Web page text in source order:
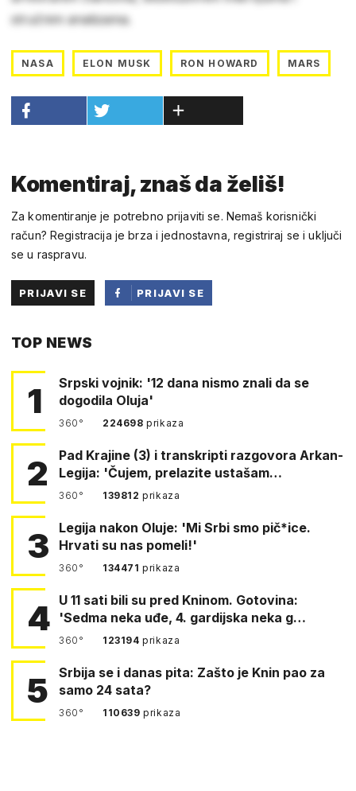
stručnim analizama.
NASA ELON MUSK RON HOWARD MARS
Komentiraj, znaš da želiš!
Za komentiranje je potrebno prijaviti se. Nemaš korisnički
račun? Registracija je brza i jednostavna, registriraj se i uključi
se u raspravu.
PRIJAVI SE
PRIJAVI SE
TOP NEWS
1
Srpski vojnik: '12 dana nismo znali da se
dogodila Oluja'
360° 224698prikaza
2
Pad Krajine (3) i transkripti razgovora Arkan-
Legija: 'Čujem, prelazite ustašam…
360° 139812prikaza
3
Legija nakon Oluje: 'Mi Srbi smo pič*ice.
Hrvati su nas pomeli!'
360° 134471prikaza
4 U 11 sati bili su pred Kninom. Gotovina:
'Sedma neka uđe, 4. gardijska neka g…
360° 123194prikaza
5
Srbija se i danas pita: Zašto je Knin pao za
samo 24 sata?
360° 110639prikaza